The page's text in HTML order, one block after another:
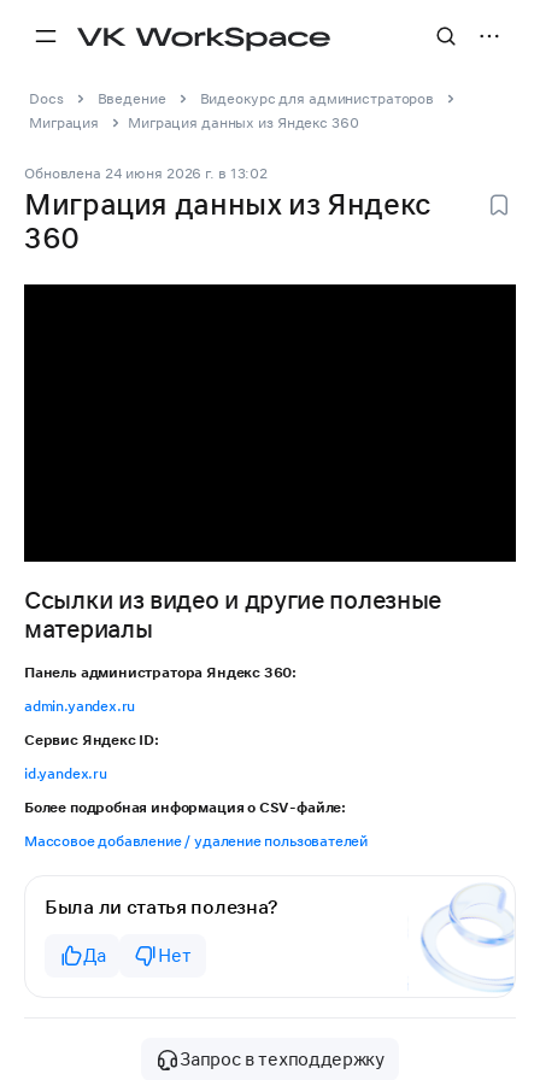
Docs Введение
Видеокурс для администраторов
Миграция
Миграция данных из Яндекс 360
Обновлена 24 июня 2026 г. в 13:02
Миграция данных из Яндекс
360
Ссылки из видео и другие полезные
материалы
Панель администратора Яндекс 360:
admin.yandex.ru
Сервис Яндекс ID:
id.yandex.ru
Более подробная информация о CSV-файле:
Массовое добавление / удаление пользователей
Была ли статья полезна?
Да Нет
Запрос в техподдержку